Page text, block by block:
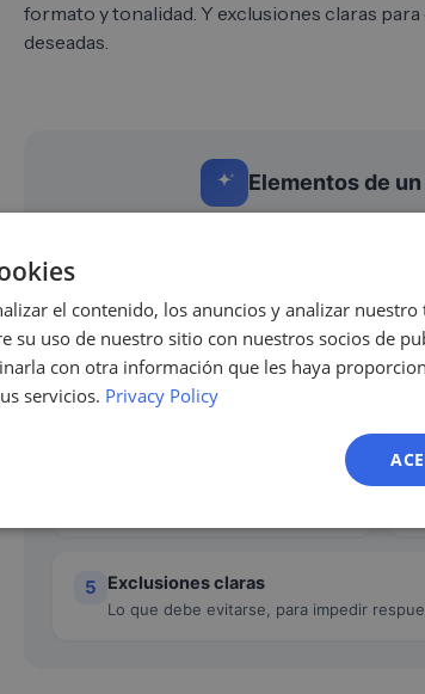
formato y tonalidad. Y exclusiones claras
deseadas.
Elementos de
por ejemplo un correo, una guía
de conversación o una
evaluación de leads.
5 Exclusiones claras
Lo que debe evitarse, para impedir
el contenido, los anuncios y analizar nuestro
su uso de nuestro sitio con nuestros socios de
con otra información que les haya
servicios. Privacy Policy